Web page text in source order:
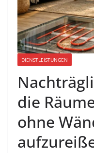
DIENSTLEISTUNGEN
die
ohne